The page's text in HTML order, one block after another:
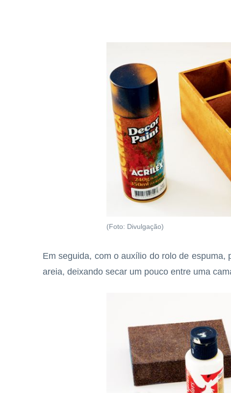
(Foto: Divulgação)
Em seguida, com o auxílio do rolo de
areia, deixando secar um pouco entre uma